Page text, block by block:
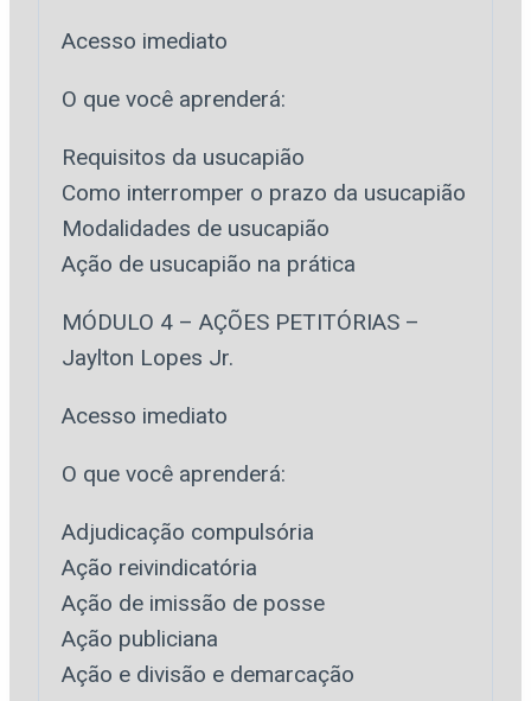
Acesso imediato
O que você aprenderá:
Requisitos da usucapião
Como interromper o prazo da usucapião
Modalidades de usucapião
Ação de usucapião na prática
MÓDULO 4 – AÇÕES PETITÓRIAS –
Jaylton Lopes Jr.
Acesso imediato
O que você aprenderá:
Adjudicação compulsória
Ação reivindicatória
Ação de imissão de posse
Ação publiciana
Ação e divisão e demarcação